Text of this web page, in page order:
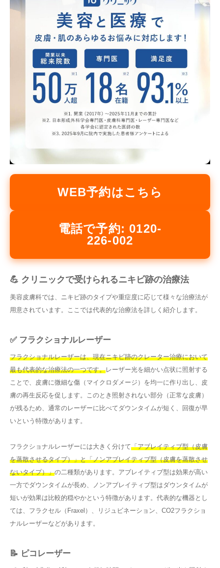
WEB予約はこちら
電話で予約: 0120-
226-002
💪 クリニックで受けられるニキビ跡の治療法
美容皮膚科では、ニキビ跡のタイプや重症度に応じて様々な治療法が
用意されています。ここでは代表的な治療法を詳しく紹介します。
✅ フラクショナルレーザー
フラクショナルレーザーは、現在ニキビ跡のクレーター治療において
最も代表的な治療法の一つです。レーザー光を細かい点状に照射する
ことで、皮膚に微細な傷（マイクロダメージ）を均一に作り出し、皮
膚の再生反応を促します。このとき照射されない部分（正常な皮膚）
が残るため、通常のレーザーに比べてダウンタイムが短く、回復が早
いという特徴があります。
フラクショナルレーザーには大きく分けて「アブレイティブ型（皮膚
を蒸散させるタイプ）」と「ノンアブレイティブ型（皮膚を蒸散させ
ないタイプ）」の二種類があります。アブレイティブ型は効果が高い
一方でダウンタイムが長め、ノンアブレイティブ型はダウンタイムが
短いが効果は比較的穏やかという特徴があります。代表的な機器とし
ては、フラクセル（Fraxel）、リジュビネーション、CO2フラクショ
ナルレーザーなどがあります。
📝 ピコレーザー